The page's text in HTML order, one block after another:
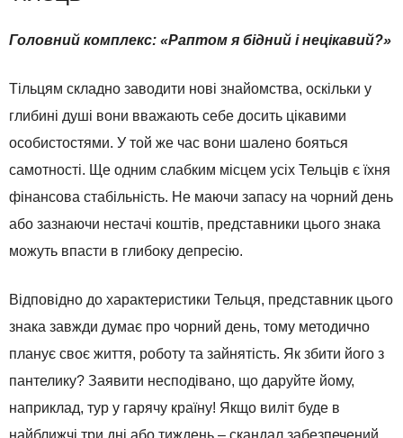
Головний комплекс: «Раптом я бідний і нецікавий?»
Тільцям складно заводити нові знайомства, оскільки у
глибині душі вони вважають себе досить цікавими
особистостями. У той же час вони шалено бояться
самотності. Ще одним слабким місцем усіх Тельців є їхня
фінансова стабільність. Не маючи запасу на чорний день
або зазнаючи нестачі коштів, представники цього знака
можуть впасти в глибоку депресію.
Відповідно до характеристики Тельця, представник цього
знака завжди думає про чорний день, тому методично
планує своє життя, роботу та зайнятість. Як збити його з
пантелику? Заявити несподівано, що даруйте йому,
наприклад, тур у гарячу країну! Якщо виліт буде в
найближчі три дні або тиждень – скандал забезпечений.